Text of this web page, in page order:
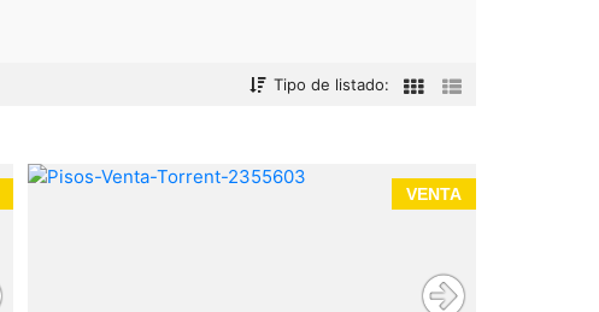
Tipo de listado:
VENTA